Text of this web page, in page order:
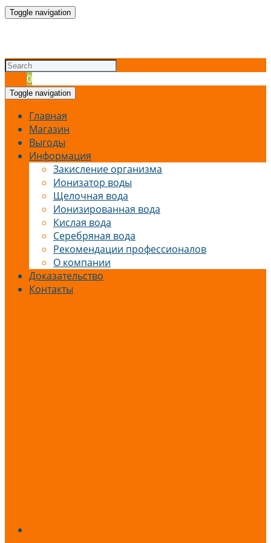
Toggle navigation
0
Toggle navigation
Главная
Магазин
Выгоды
Информация
Закисление организма
Ионизатор воды
Щелочная вода
Ионизированная вода
Кислая вода
Серебряная вода
Рекомендации профессионалов
О компании
Доказательство
Контакты